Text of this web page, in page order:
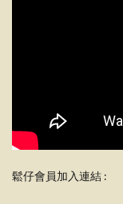
鬆仔會員加入連結 :